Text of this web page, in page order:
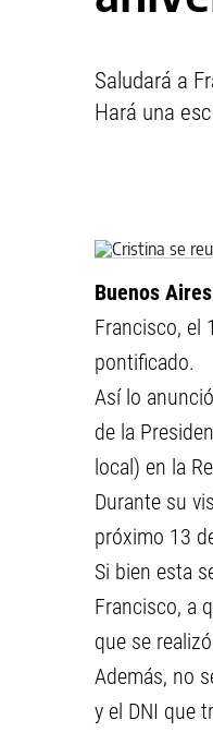
Saludará a
Hará una
Buenos
Francisco, el
pontificado.
Así lo
de la
local) en la
Durante su
próximo 13
Si bien esta
Francisco, a
que se
Además, no
y el DNI que